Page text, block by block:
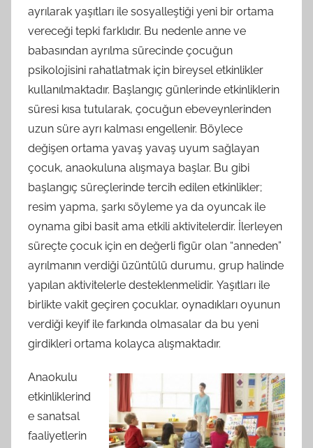
ayrılarak yaşıtları ile sosyalleştiği yeni bir ortama
vereceği tepki farklıdır. Bu nedenle anne ve
babasından ayrılma sürecinde çocuğun
psikolojisini rahatlatmak için bireysel etkinlikler
kullanılmaktadır. Başlangıç günlerinde etkinliklerin
süresi kısa tutularak, çocuğun ebeveynlerinden
uzun süre ayrı kalması engellenir. Böylece
değişen ortama yavaş yavaş uyum sağlayan
çocuk, anaokuluna alışmaya başlar. Bu gibi
başlangıç süreçlerinde tercih edilen etkinlikler;
resim yapma, şarkı söyleme ya da oyuncak ile
oynama gibi basit ama etkili aktivitelerdir. İlerleyen
süreçte çocuk için en değerli figür olan “anneden”
ayrılmanın verdiği üzüntülü durumu, grup halinde
yapılan aktivitelerle desteklenmelidir. Yaşıtları ile
birlikte vakit geçiren çocuklar, oynadıkları oyunun
verdiği keyif ile farkında olmasalar da bu yeni
girdikleri ortama kolayca alışmaktadır.
Anaokulu
etkinliklerind
e sanatsal
faaliyetlerin